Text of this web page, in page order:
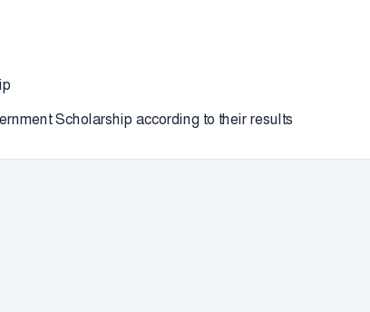
Scholarship according to their results